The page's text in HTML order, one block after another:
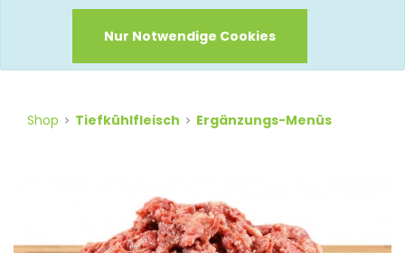
Nur Notwendige Cookies
Shop Tiefkühlfleisch Ergänzungs-Menüs